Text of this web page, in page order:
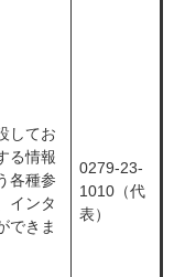
してお
る情報
各種参
インタ
できま
0279-23-
1010（代
表）